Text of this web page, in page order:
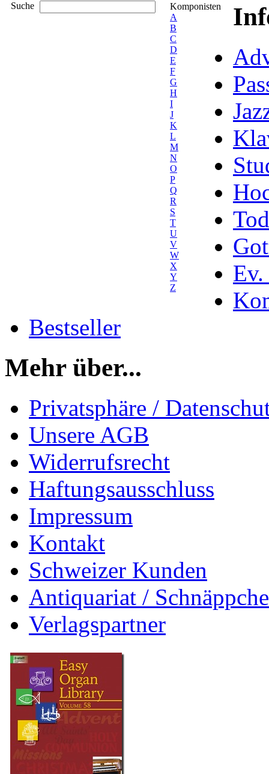
Suche
Komponisten
A
B
C
D
E
F
G
H
I
J
K
L
M
N
O
P
Q
R
S
T
U
V
W
X
Y
Z
Ev.
Bestseller
Mehr über...
Privatsphäre /
Unsere AGB
Widerrufsrecht
Haftungsausschluss
Impressum
Kontakt
Schweizer Kunden
Antiquariat /
Verlagspartner